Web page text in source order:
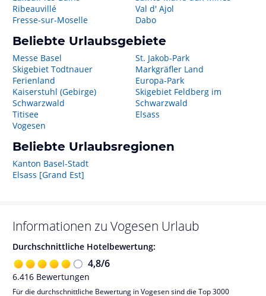
Ribeauvillé
Fresse-sur-Moselle
Val d' Ajol
Dabo
Beliebte Urlaubsgebiete
Messe Basel
Skigebiet Todtnauer
Ferienland
Kaiserstuhl (Gebirge)
Schwarzwald
Titisee
Vogesen
St. Jakob-Park
Markgräfler Land
Europa-Park
Skigebiet Feldberg im
Schwarzwald
Elsass
Beliebte Urlaubsregionen
Kanton Basel-Stadt
Elsass [Grand Est]
Informationen zu Vogesen Urlaub
Durchschnittliche Hotelbewertung:
4,8/6
6.416 Bewertungen
Für die durchschnittliche Bewertung in Vogesen sind die Top 3000